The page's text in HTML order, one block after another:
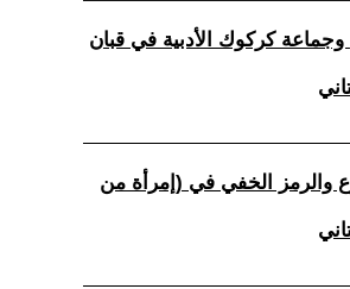
كركوك الأدبية في قبان
والرمز الخفي في (إمرأة من